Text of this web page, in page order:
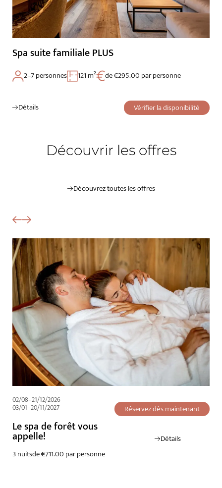
Spa suite familiale PLUS
Vérifier la disponibilité
2–7 personnes 121 m² de €295.00 par personne
Détails
Découvrir les offres
Découvrez toutes les offres
02/08–21/12/2026
03/01–20/11/2027 Réservez dès maintenant
Le spa de forêt vous
appelle!
Détails
3 nuitsde €711.00 par personne